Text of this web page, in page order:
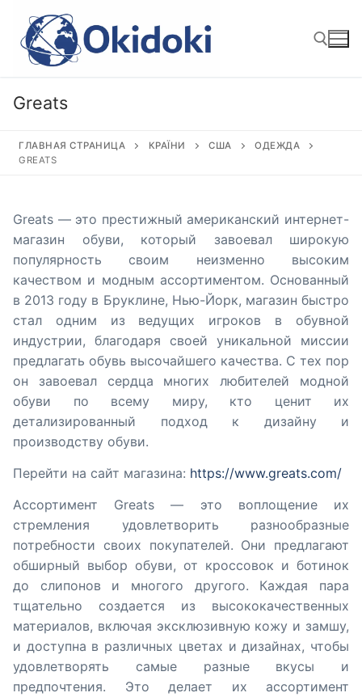
содержимому
Greats
ГЛАВНАЯ СТРАНИЦА КРАЇНИ США
ОДЕЖДА
GREATS
Greats — это престижный американский интернет-
магазин обуви, который завоевал широкую
популярность своим неизменно высоким
качеством и модным ассортиментом. Основанный
в 2013 году в Бруклине, Нью-Йорк, магазин быстро
стал одним из ведущих игроков в обувной
индустрии, благодаря своей уникальной миссии
предлагать обувь высочайшего качества. С тех пор
он завоевал сердца многих любителей модной
обуви по всему миру, кто ценит их
детализированный подход к дизайну и
производству обуви.
Перейти на сайт магазина: https://www.greats.com/
Ассортимент Greats — это воплощение их
стремления удовлетворить разнообразные
потребности своих покупателей. Они предлагают
обширный выбор обуви, от кроссовок и ботинок
до слипонов и многого другого. Каждая пара
тщательно создается из высококачественных
материалов, включая эксклюзивную кожу и замшу,
и доступна в различных цветах и дизайнах, чтобы
удовлетворять самые разные вкусы и
предпочтения. Это делает их ассортимент